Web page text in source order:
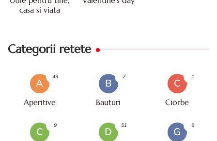
casa si viata
Categorii retete
A
Aperitive
49
B
Bauturi
2
C
Ciorbe
1
C
9
D
51
G
6